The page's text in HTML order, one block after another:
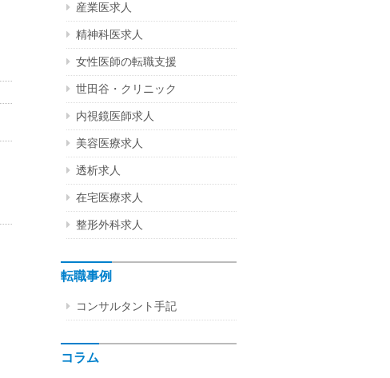
産業医求人
精神科医求人
女性医師の転職支援
世田谷・クリニック
内視鏡医師求人
美容医療求人
透析求人
在宅医療求人
整形外科求人
転職事例
コンサルタント手記
コラム